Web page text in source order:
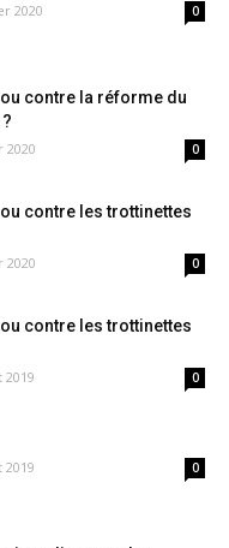
2020 0
contre la réforme du
2020 0
contre les trottinettes
2020 0
contre les trottinettes
0
0